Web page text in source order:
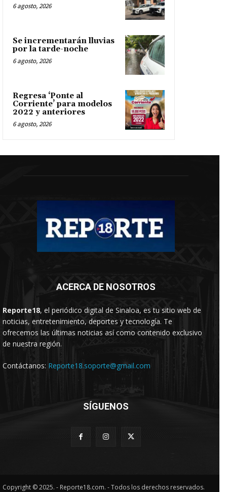
6 agosto, 2026
Se incrementarán lluvias
por la tarde-noche
6 agosto, 2026
Regresa ‘Ponte al
Corriente’ para modelos
2022 y anteriores
6 agosto, 2026
ACERCA DE NOSOTROS
Reporte18, el periódico digital de Sinaloa, es tu sitio web de
noticias, entretenimiento, deportes y tecnología. Te
ofrecemos las últimas noticias así como contenido exclusivo
de nuestra región.
Contáctanos: Reporte18.soporte@gmail.com
SÍGUENOS
Copyright © 2025. - Reporte18.com. - Todos los derechos reservados.